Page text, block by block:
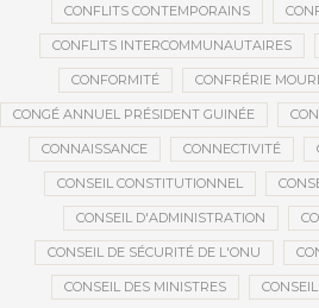
CONFLITS CONTEMPORAINS
CONFLITS INTERCOMMUNAUTAIRES
CONFORMITÉ CONFRÉRIE
CONGÉ ANNUEL PRÉSIDENT GUINÉE
CONNAISSANCE CONNECTIVITÉ
CONSEIL CONSTITUTIONNEL
CONSEIL D'ADMINISTRATION
CONSEIL DE SÉCURITÉ DE L'ONU
CONSEIL DES MINISTRES